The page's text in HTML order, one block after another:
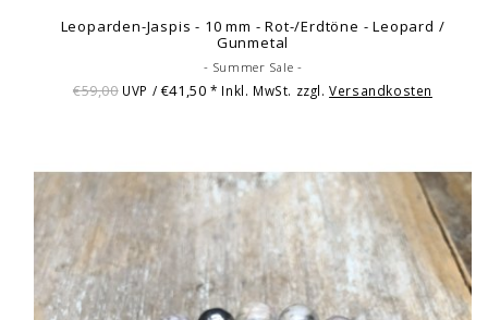
Leoparden-Jaspis - 10 mm - Rot-/Erdtöne - Leopard /
Gunmetal
- Summer Sale -
€59,00 UVP / €41,50* Inkl. MwSt. zzgl.Versandkosten